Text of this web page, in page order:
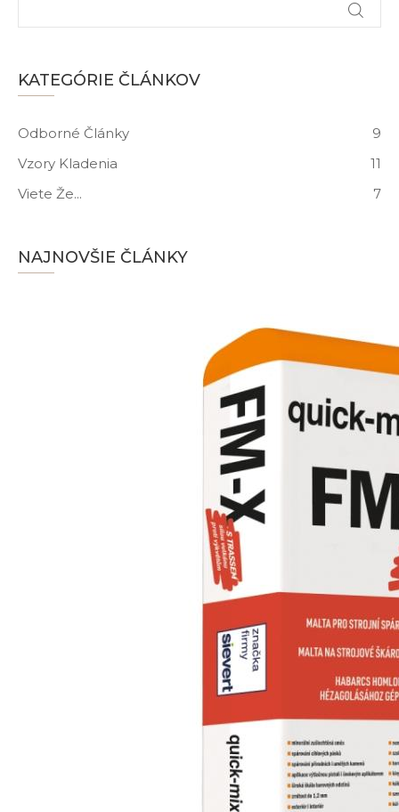
KATEGÓRIE ČLÁNKOV
Odborné Články
9
Vzory Kladenia
11
Viete Že...
7
NAJNOVŠIE ČLÁNKY